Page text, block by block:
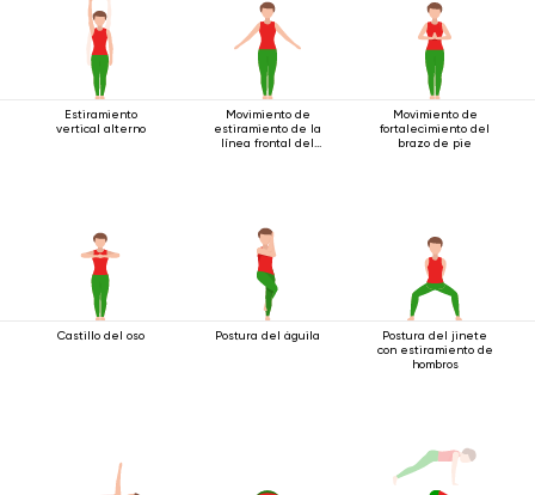
Estiramiento
vertical alterno
Movimiento de
estiramiento de la
línea frontal del
Movimiento de
fortalecimiento del
brazo de pie
Castillo del oso Postura del águila
Postura del jinete
con estiramiento de
hombros